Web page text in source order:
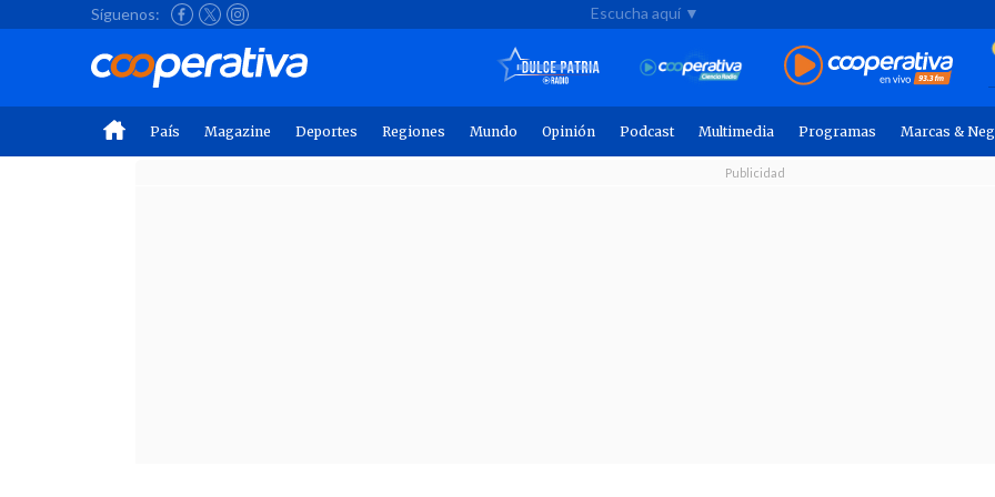
Síguenos: Escucha aquí ▼
País Magazine Deportes Regiones Mundo Opinión Podcast Multimedia Programas Marcas &